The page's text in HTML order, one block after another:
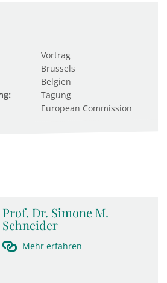
Vortrag
Brussels
Belgien
Tagung
European Commission
Prof. Dr. Simone M.
Schneider
Mehr erfahren